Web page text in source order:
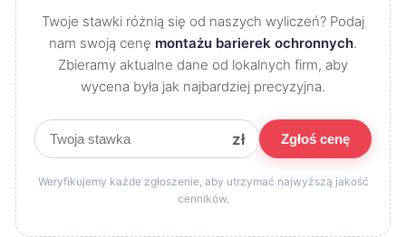
Twoje stawki różnią się od naszych wyliczeń? Podaj
nam swoją cenę montażu barierek ochronnych.
Zbieramy aktualne dane od lokalnych firm, aby
wycena była jak najbardziej precyzyjna.
zł Zgłoś cenę
Weryfikujemy każde zgłoszenie, aby utrzymać najwyższą jakość
cenników.